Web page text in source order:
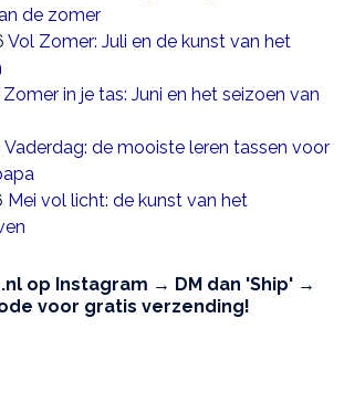
de zomer
Vol Zomer: Juli en de kunst van het
Zomer in je tas: Juni en het seizoen van
Vaderdag: de mooiste leren tassen voor
Mei vol licht: de kunst van het
op Instagram → DM dan 'Ship' →
voor gratis verzending!